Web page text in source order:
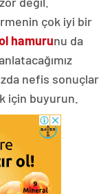
çok iyi bir
hamurunu da
nefis sonuçlar
için buyurun.